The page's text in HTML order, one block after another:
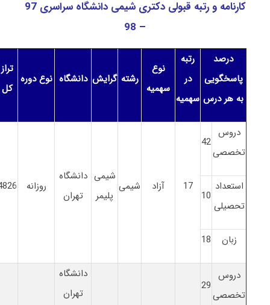
کارنامه و رتبه قبولی دکتری شیمی دانشگاه سراسری 97
– 98
درصد
پاسخگویی
به هر درس
رتبه
در
سهمیه
نوع
سهمیه
رشته گرایش دانشگاه نوع دوره
تراز
کل
دروس
تخصصی
42
17 آزاد شیمی
شیمی
پلیمر
دانشگاه
تهران
روزانه
استعداد
تحصیلی
10
زبان 18
دروس
تخصصی
29
دانشگاه
تهران